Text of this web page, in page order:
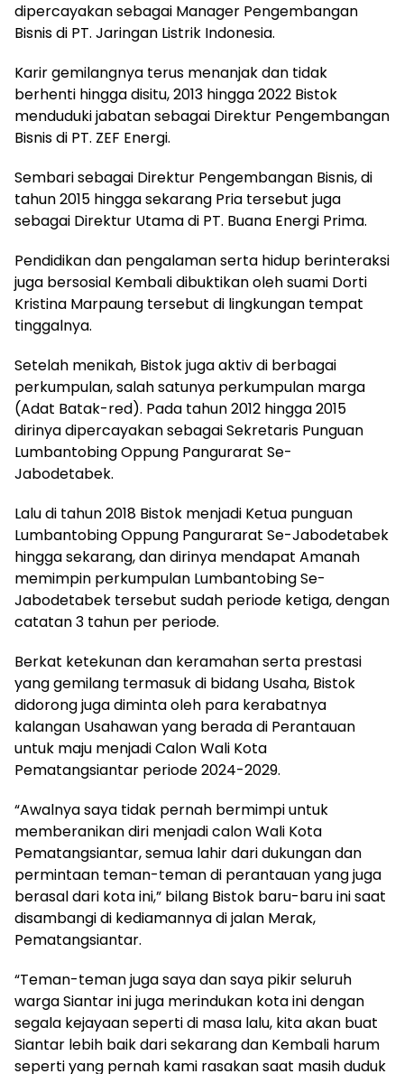
dipercayakan sebagai Manager Pengembangan
Bisnis di PT. Jaringan Listrik Indonesia.
Karir gemilangnya terus menanjak dan tidak
berhenti hingga disitu, 2013 hingga 2022 Bistok
menduduki jabatan sebagai Direktur Pengembangan
Bisnis di PT. ZEF Energi.
Sembari sebagai Direktur Pengembangan Bisnis, di
tahun 2015 hingga sekarang Pria tersebut juga
sebagai Direktur Utama di PT. Buana Energi Prima.
Pendidikan dan pengalaman serta hidup berinteraksi
juga bersosial Kembali dibuktikan oleh suami Dorti
Kristina Marpaung tersebut di lingkungan tempat
tinggalnya.
Setelah menikah, Bistok juga aktiv di berbagai
perkumpulan, salah satunya perkumpulan marga
(Adat Batak-red). Pada tahun 2012 hingga 2015
dirinya dipercayakan sebagai Sekretaris Punguan
Lumbantobing Oppung Pangurarat Se-
Jabodetabek.
Lalu di tahun 2018 Bistok menjadi Ketua punguan
Lumbantobing Oppung Pangurarat Se-Jabodetabek
hingga sekarang, dan dirinya mendapat Amanah
memimpin perkumpulan Lumbantobing Se-
Jabodetabek tersebut sudah periode ketiga, dengan
catatan 3 tahun per periode.
Berkat ketekunan dan keramahan serta prestasi
yang gemilang termasuk di bidang Usaha, Bistok
didorong juga diminta oleh para kerabatnya
kalangan Usahawan yang berada di Perantauan
untuk maju menjadi Calon Wali Kota
Pematangsiantar periode 2024-2029.
“Awalnya saya tidak pernah bermimpi untuk
memberanikan diri menjadi calon Wali Kota
Pematangsiantar, semua lahir dari dukungan dan
permintaan teman-teman di perantauan yang juga
berasal dari kota ini,” bilang Bistok baru-baru ini saat
disambangi di kediamannya di jalan Merak,
Pematangsiantar.
“Teman-teman juga saya dan saya pikir seluruh
warga Siantar ini juga merindukan kota ini dengan
segala kejayaan seperti di masa lalu, kita akan buat
Siantar lebih baik dari sekarang dan Kembali harum
seperti yang pernah kami rasakan saat masih duduk